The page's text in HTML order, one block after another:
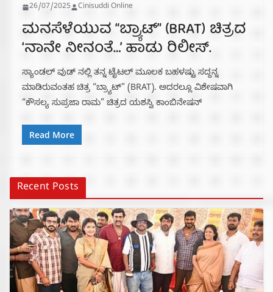
26/07/2025 Cinisuddi Online
ಮನಸೆಳೆಯುವ “ಬ್ರ್ಯಾಟ್” (BRAT) ಚಿತ್ರದ
‘ನಾನೇ ನೀನಂತೆ…’ ಹಾಡು ರಿಲೀಸ್.
ಸ್ಯಾಂಡಲ್ ವುಡ್ ನಲ್ಲಿ ತನ್ನ ಟೈಟಲ್ ಮೂಲಕ ಬಹಳಷ್ಟು ಸದ್ದನ್ನ
ಮಾಡಿರುವಂತಹ ಚಿತ್ರ “ಬ್ರ್ಯಾಟ್” (BRAT). ಅದರಲ್ಲೂ ವಿಶೇಷವಾಗಿ
“ಕೌಸಲ್ಯ ಸುಪ್ರಜಾ ರಾಮ” ಚಿತ್ರದ ಯಶಸ್ವಿ ಕಾಂಬಿನೇಷನ್
Read More
Recent Posts